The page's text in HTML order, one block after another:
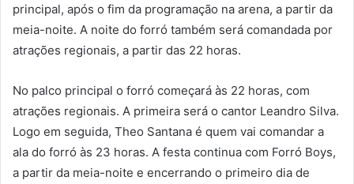
principal, após o fim da programação na arena, a partir da
meia-noite. A noite do forró também será comandada por
atrações regionais, a partir das 22 horas.
No palco principal o forró começará às 22 horas, com
atrações regionais. A primeira será o cantor Leandro Silva.
Logo em seguida, Theo Santana é quem vai comandar a
ala do forró às 23 horas. A festa continua com Forró Boys,
a partir da meia-noite e encerrando o primeiro dia de